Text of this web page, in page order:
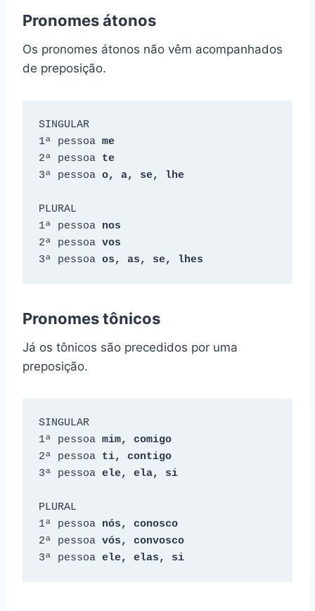
Pronomes átonos
Os pronomes átonos não vêm acompanhados
de preposição.
SINGULAR
1ª pessoa me
2ª pessoa te
3ª pessoa o, a, se, lhe
PLURAL
1ª pessoa
2ª pessoa
3ª pessoa os, as, se, lhes
Pronomes tônicos
Já os tônicos são precedidos por uma
preposição.
SINGULAR
1ª pessoa mim, comigo
2ª pessoa ti, contigo
3ª pessoa ele, ela, si
PLURAL
1ª pessoa
nós, conosco
2ª pessoa
vós, convosco
3ª pessoa ele, elas, si